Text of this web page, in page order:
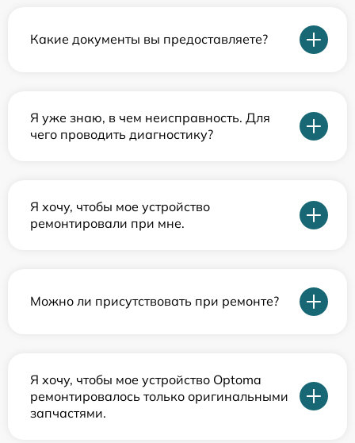
Какие документы вы предоставляете?
Я уже знаю, в чем неисправность. Для
чего проводить диагностику?
Я хочу, чтобы мое устройство
ремонтировали при мне.
Можно ли присутствовать при ремонте?
Я хочу, чтобы мое устройство Optoma
ремонтировалось только оригинальными
запчастями.